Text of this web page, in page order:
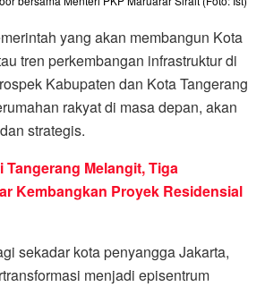
yang akan membangun Kota
tren perkembangan infrastruktur di
Kabupaten dan Kota Tangerang
rakyat di masa depan, akan
strategis.
Tangerang Melangit, Tiga
Kembangkan Proyek Residensial
sekadar kota penyangga Jakarta,
menjadi episentrum